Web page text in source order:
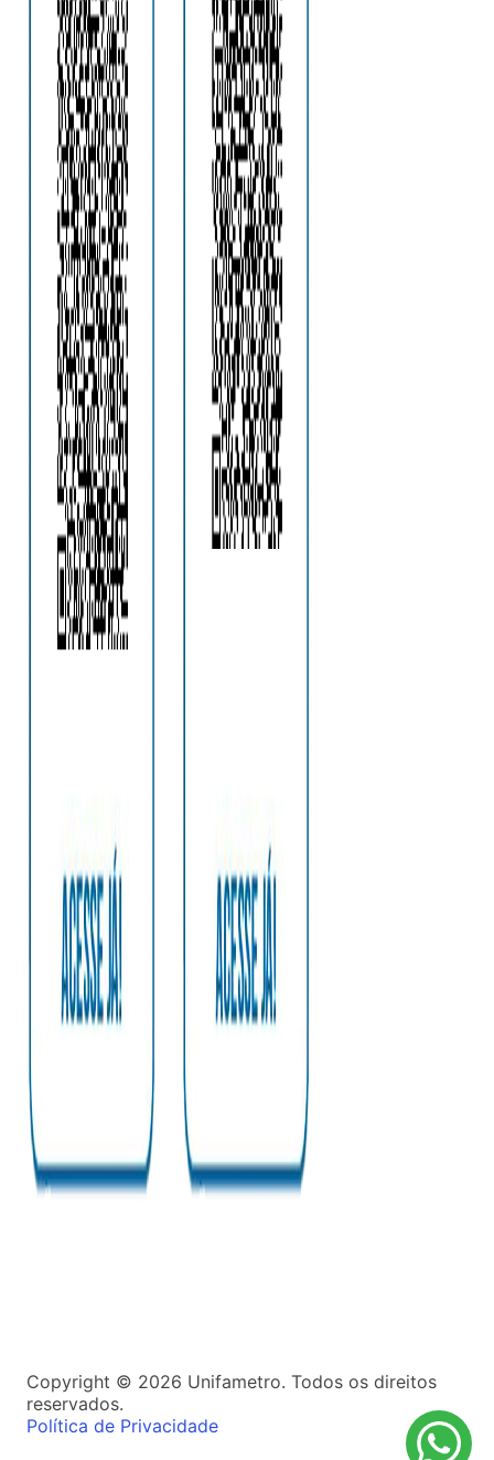
Copyright © 2026 Unifametro. Todos os direitos
reservados.
Política de Privacidade